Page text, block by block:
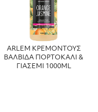
ARLEM ΚΡΕΜΟΝΤΟΥΣ
ΒΑΛΒΙΔΑ ΠΟΡΤΟΚΑΛΙ &
ΓΙΑΣΕΜΙ 1000ML